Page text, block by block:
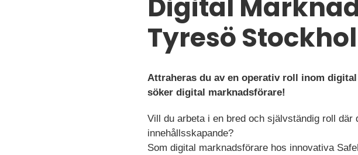
Digital
Tyresö
Attraheras du av en operativ roll inom
söker digital marknadsförare!
Vill du arbeta i en bred och självständig roll
innehållsskapande?
Som digital marknadsförare hos innovativa